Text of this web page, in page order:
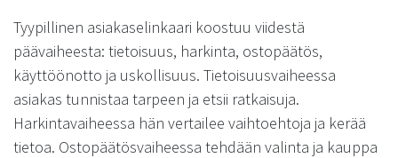
Tyypillinen asiakaselinkaari koostuu viidestä
päävaiheesta: tietoisuus, harkinta, ostopäätös,
käyttöönotto ja uskollisuus. Tietoisuusvaiheessa
asiakas tunnistaa tarpeen ja etsii ratkaisuja.
Harkintavaiheessa hän vertailee vaihtoehtoja ja kerää
tietoa. Ostopäätösvaiheessa tehdään valinta ja kauppa